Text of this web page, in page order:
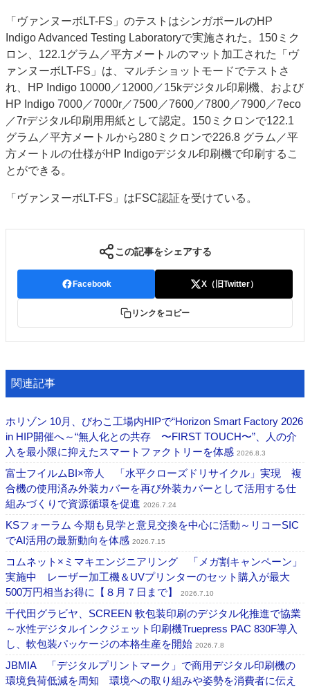
「ヴァンヌーボLT-FS」のテストはシンガポールのHP
Indigo Advanced Testing Laboratoryで実施された。150ミク
ロン、122.1グラム／平方メートルのマット加工された「ヴ
ァンヌーボLT-FS」は、マルチショットモードでテストさ
れ、HP Indigo 10000／12000／15kデジタル印刷機、および
HP Indigo 7000／7000r／7500／7600／7800／7900／7eco
／7rデジタル印刷用用紙として認定。150ミクロンで122.1
グラム／平方メートルから280ミクロンで226.8 グラム／平
方メートルの仕様がHP Indigoデジタル印刷機で印刷するこ
とができる。
「ヴァンヌーボLT-FS」はFSC認証を受けている。
この記事をシェアする
Facebook X（旧Twitter）
リンクをコピー
関連記事
ホリゾン 10月、びわこ工場内HIPで“Horizon Smart Factory 2026
in HIP開催へ～“無人化との共存 〜FIRST TOUCH〜”、人の介
入を最小限に抑えたスマートファクトリーを体感 2026.8.3
富士フイルムBI×帝人 「水平クローズドリサイクル」実現 複
合機の使用済み外装カバーを再び外装カバーとして活用する仕
組みづくりで資源循環を促進 2026.7.24
KSフォーラム 今期も見学と意見交換を中心に活動～リコーSIC
でAI活用の最新動向を体感 2026.7.15
コムネット×ミマキエンジニアリング 「メガ割キャンペーン」
実施中 レーザー加工機＆UVプリンターのセット購入が最大
500万円相当お得に【８月７日まで】
2026.7.10
千代田グラビヤ、SCREEN 軟包装印刷のデジタル化推進で協業
～水性デジタルインクジェット印刷機Truepress PAC 830F導入
し、軟包装パッケージの本格生産を開始 2026.7.8
JBMIA 「デジタルプリントマーク」で商用デジタル印刷機の
環境負荷低減を周知 環境への取り組みや姿勢を消費者に伝え